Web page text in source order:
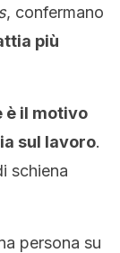
, confermano
più
è il motivo
sul lavoro.
schiena
persona su